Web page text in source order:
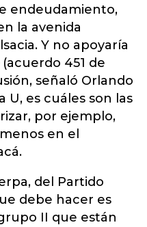
endeudamiento,
la avenida
Y no apoyaría
451 de
señaló Orlando
U, es cuáles son las
por ejemplo,
en el
del Partido
debe hacer es
II que están